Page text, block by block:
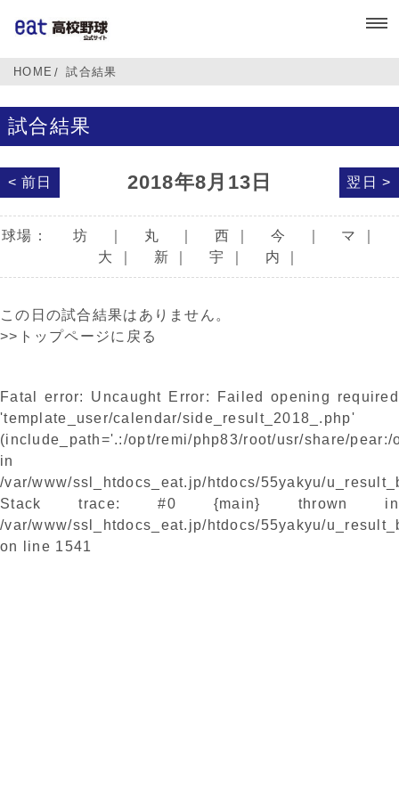
HOME 試合結果
試合結果
< 前日 2018年8月13日 翌日 >
球場： 坊 丸 西 今 マ
大
新 宇 内
この日の試合結果はありません。
>>トップページに戻る
Fatal error: Uncaught Error: Failed opening required
'template_user/calendar/side_result_2018_.php'
(include_path='.:/opt/remi/php83/root/usr/share/
in
/var/www/ssl_htdocs_eat.jp/htdocs/55yakyu/
Stack trace: #0 {main} thrown in
/var/www/ssl_htdocs_eat.jp/htdocs/55yakyu/
on line 1541